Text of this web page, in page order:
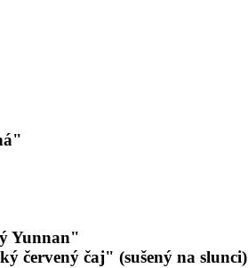
Yunnan"
červený čaj" (sušený na slunci)